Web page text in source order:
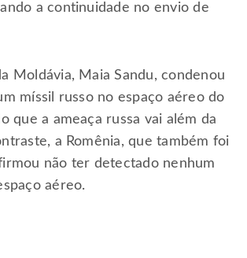
a continuidade no envio de
Moldávia, Maia Sandu, condenou
míssil russo no espaço aéreo do
que a ameaça russa vai além da
a Romênia, que também foi
não ter detectado nenhum
aéreo.